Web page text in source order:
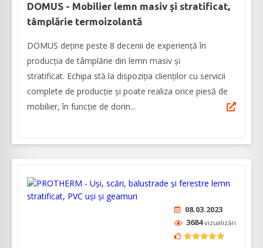
DOMUS ­- Mobilier lemn masiv și stratificat,
tâmplărie termoizolantă
DOMUS deține peste 8 decenii de experiență în
producția de tâmplărie din lemn masiv și
stratificat. Echipa stă la dispoziția clienților cu servicii
complete de producție și poate realiza orice piesă de
mobilier, în funcție de dorin...
08.03.2023
3684vizualizări